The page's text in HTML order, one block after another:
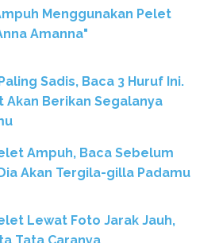
Menggunakan Pelet
Amanna"
Sadis, Baca 3 Huruf Ini.
Akan Berikan Segalanya
Ampuh, Baca Sebelum
Akan Tergila-gilla Padamu
Lewat Foto Jarak Jauh,